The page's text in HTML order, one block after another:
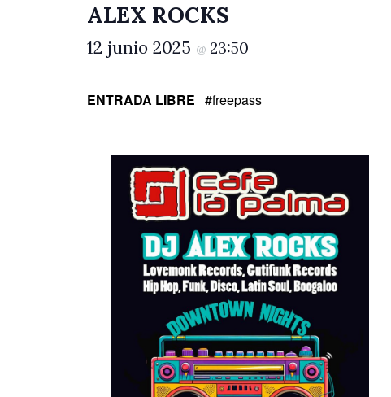
ALEX ROCKS
12 junio 2025 @ 23:50
ENTRADA LIBRE #freepass